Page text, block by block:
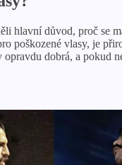
hlavní důvod, proč se
poškozené vlasy, je
opravdu dobrá, a pokud